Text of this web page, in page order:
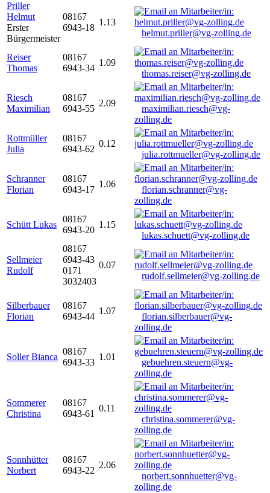
Priller
Helmut
Erster
Bürgermeister
08167
6943-18
1.13
helmut.priller@vg-zolling.de
Reiser
Thomas
08167
6943-34
1.09
thomas.reiser@vg-zolling.de
Riesch
Maximilian
08167
6943-55
2.09
maximilian.riesch@vg-
zolling.de
Rottmüller
Julia
08167
6943-62
0.12
julia.rottmueller@vg-zolling.de
Schranner
Florian
08167
6943-17
1.06
florian.schranner@vg-
zolling.de
Schütt Lukas
08167
6943-20
1.15
lukas.schuett@vg-zolling.de
Sellmeier
Rudolf
08167
6943-43
0171
3032403
0.07
rudolf.sellmeier@vg-zolling.de
Silberbauer
Florian
08167
6943-44
1.07
florian.silberbauer@vg-
zolling.de
Soller Bianca
08167
6943-33
1.01
gebuehren.steuern@vg-
zolling.de
Sommerer
Christina
08167
6943-61
0.11
christina.sommerer@vg-
zolling.de
Sonnhütter
Norbert
08167
6943-22
2.06
norbert.sonnhuetter@vg-
zolling.de